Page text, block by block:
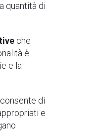
quantità di
che
è
e la
di
e